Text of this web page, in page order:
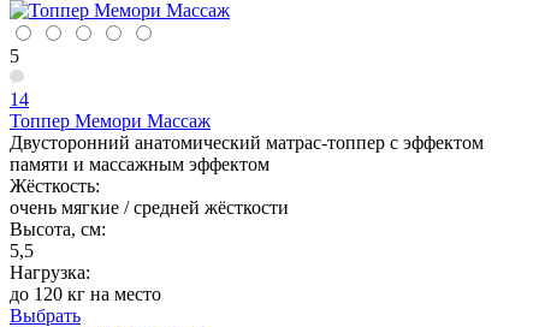
5
14
Топпер Мемори Массаж
Двусторонний анатомический матрас-топпер с эффектом
памяти и массажным эффектом
Жёсткость:
очень мягкие / средней жёсткости
Высота, см:
5,5
Нагрузка:
до 120 кг на место
Выбрать